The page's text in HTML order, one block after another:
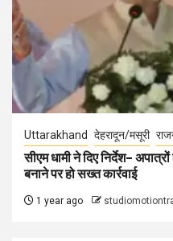
Uttarakhand देहरादून/मसूरी
सीएम धामी ने दिए निर्देश–
बनाने पर हो सख्त कार्रवाई
1 year ago